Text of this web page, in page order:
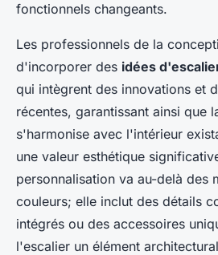
fonctionnels changeants.
Les professionnels de la
d'incorporer des idées
qui intègrent des innovations et
récentes, garantissant ainsi que
s'harmonise avec l'intérieur
une valeur esthétique
personnalisation va au-delà des
couleurs; elle inclut des détails
intégrés ou des accessoires
l'escalier un élément